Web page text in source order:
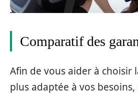
Comparatif des
Afin de vous aider à choisir
plus adaptée à vos